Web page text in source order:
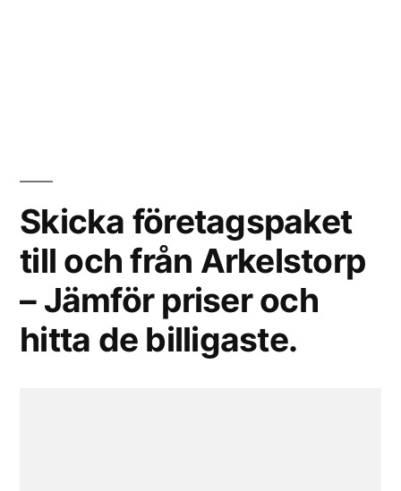
Skicka företagspaket
till och från Arkelstorp
– Jämför priser och
hitta de billigaste.